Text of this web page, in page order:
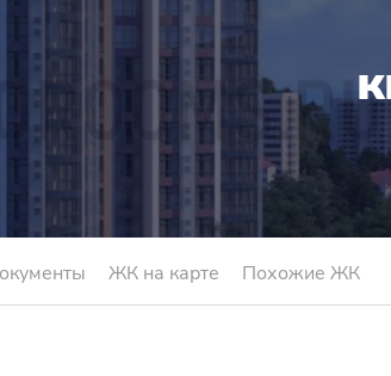
ЖК на карте Похожие ЖК